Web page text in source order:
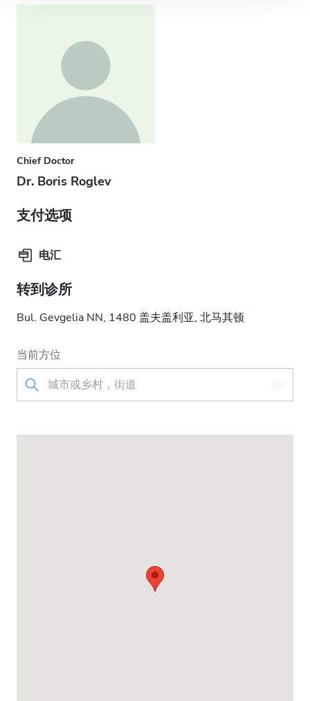
Chief Doctor
Dr. Boris Roglev
支付选项
电汇
转到诊所
Bul. Gevgelia NN, 1480 盖夫盖利亚, 北马其顿
当前方位